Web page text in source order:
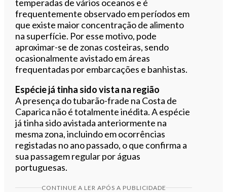
temperadas de vários oceanos e é
frequentemente observado em períodos em
que existe maior concentração de alimento
na superfície. Por esse motivo, pode
aproximar-se de zonas costeiras, sendo
ocasionalmente avistado em áreas
frequentadas por embarcações e banhistas.
Espécie já tinha sido vista na região
A presença do tubarão-frade na Costa de
Caparica não é totalmente inédita. A espécie
já tinha sido avistada anteriormente na
mesma zona, incluindo em ocorrências
registadas no ano passado, o que confirma a
sua passagem regular por águas
portuguesas.
CONTINUE A LER APÓS A PUBLICIDADE